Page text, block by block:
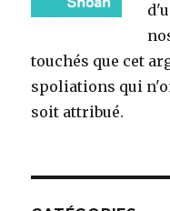
touchés que cet
spoliations qui
soit attribué.